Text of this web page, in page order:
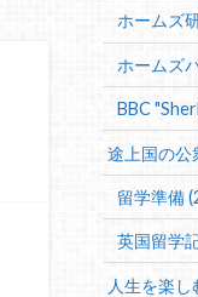
ホームズ
ホームズ
BBC
途上国の公
留学準備
英国留学
人生を楽し